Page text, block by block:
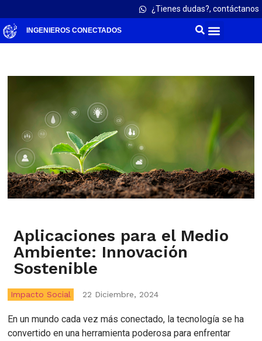
¿Tienes dudas?, contáctanos
INGENIEROS CONECTADOS
Aplicaciones para el Medio
Ambiente: Innovación
Sostenible
Impacto Social 22 Diciembre, 2024
En un mundo cada vez más conectado, la tecnología se ha
convertido en una herramienta poderosa para enfrentar